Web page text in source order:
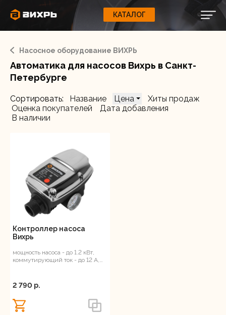
КАТАЛОГ
КАТАЛОГ
Вход Регистрация
О бренде
Доставка и оплата
Свернуть
ЭЛЕКТРОИНСТРУМЕНТЫ
НАСОСЫ
СЕЛЬХОЗТЕХНИКА
ОБОРУДОВАНИЕ
Насосное оборудование ВИХРЬ
Автоматика для насосов Вихрь в Санкт-
Петербурге
Сортировать: Название Цена
Хиты продаж
Оценка покупателей
Дата добавления
В наличии
Контроллер насоса
Вихрь
мощность насоса - до 1.2 кВт,
коммутирующий ток - до 12 А,
2 790 p.
ВАШ ЗАКАЗ
Ваша корзина пуста.